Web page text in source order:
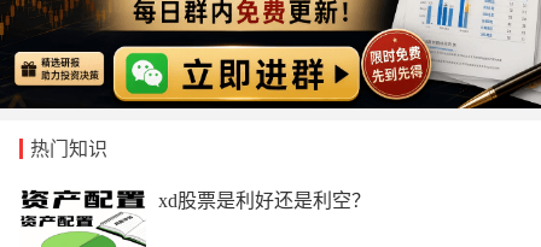
热门知识
xd股票是利好还是利空？